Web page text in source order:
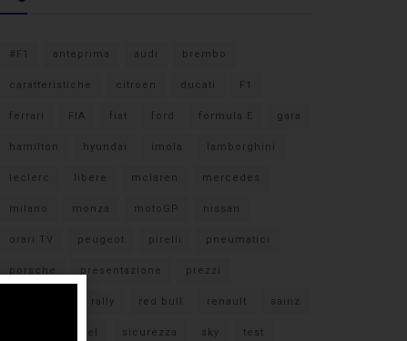
#F1 anteprima audi brembo
caratteristiche citroen ducati F1
ferrari FIA fiat ford formula E gara
hamilton hyundai imola lamborghini
leclerc libere mclaren mercedes
milano monza motoGP nissan
orari TV peugeot pirelli pneumatici
porsche presentazione prezzi
rally red bull renault sainz
sebastian vettel sicurezza sky test